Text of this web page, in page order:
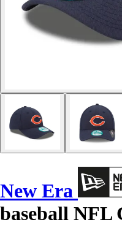
New Era
baseball NFL